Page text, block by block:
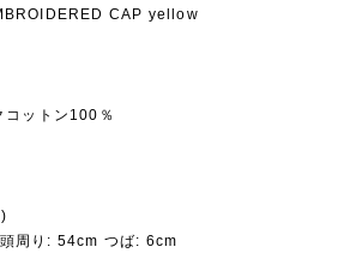
CAP yellow
コットン100％
周り: 54cm つば: 6cm